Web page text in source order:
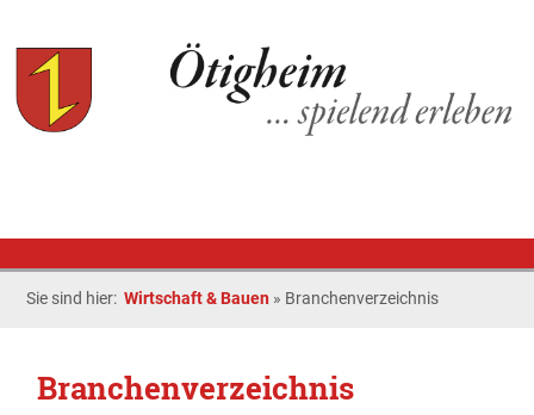
Sie sind hier:Wirtschaft & Bauen » Branchenverzeichnis
Branchenverzeichnis